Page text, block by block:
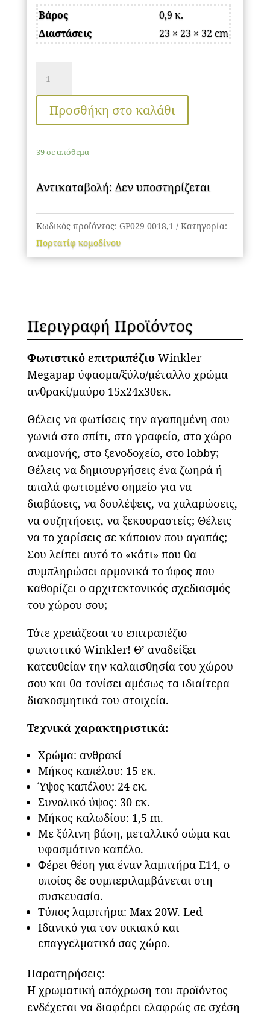
Βάρος
0,9 κ.
Διαστάσεις
23 × 23 × 32 cm
επιτραπέζιο
Winkler
Megapap
ξύλο/
χρώμα
μαύρο
15x24x30εκ.
ποσότητα
Προσθήκη στο καλάθι
39 σε απόθεμα
Αντικαταβολή: Δεν υποστηρίζεται
Κωδικός προϊόντος: GP029-0018,1
Κατηγορία:
Πορτατίφ κομοδίνου
Περιγραφή Προϊόντος
Φωτιστικό επιτραπέζιοWinkler
Megapap ύφασμα/ξύλο/μέταλλο χρώμα
ανθρακί/μαύρο 15x24x30εκ.
Θέλεις να φωτίσεις την αγαπημένη σου
γωνιά στο σπίτι, στο γραφείο, στο χώρο
αναμονής, στο ξενοδοχείο, στο lobby;
Θέλεις να δημιουργήσεις ένα ζωηρά ή
απαλά φωτισμένο σημείο για να
διαβάσεις, να δουλέψεις, να χαλαρώσεις,
να συζητήσεις, να ξεκουραστείς; Θέλεις
να το χαρίσεις σε κάποιον που αγαπάς;
Σου λείπει αυτό το «κάτι» που θα
συμπληρώσει αρμονικά το ύφος που
καθορίζει ο αρχιτεκτονικός σχεδιασμός
του χώρου σου;
Τότε χρειάζεσαι το επιτραπέζιο
φωτιστικό Winkler! Θ’ αναδείξει
κατευθείαν την καλαισθησία του χώρου
σου και θα τονίσει αμέσως τα ιδιαίτερα
διακοσμητικά του στοιχεία.
Τεχνικά χαρακτηριστικά:
Χρώμα: ανθρακί
Μήκος καπέλου: 15 εκ.
Ύψος καπέλου: 24 εκ.
Συνολικό ύψος: 30 εκ.
Μήκος καλωδίου: 1,5 m.
Με ξύλινη βάση, μεταλλικό σώμα και
υφασμάτινο καπέλο.
Φέρει θέση για έναν λαμπτήρα Ε14, ο
οποίος δε συμπεριλαμβάνεται στη
συσκευασία.
Τύπος λαμπτήρα: Max 20W. Led
Ιδανικό για τον οικιακό και
επαγγελματικό σας χώρο.
Παρατηρήσεις:
Η χρωματική απόχρωση του προϊόντος
ενδέχεται να διαφέρει ελαφρώς σε σχέση